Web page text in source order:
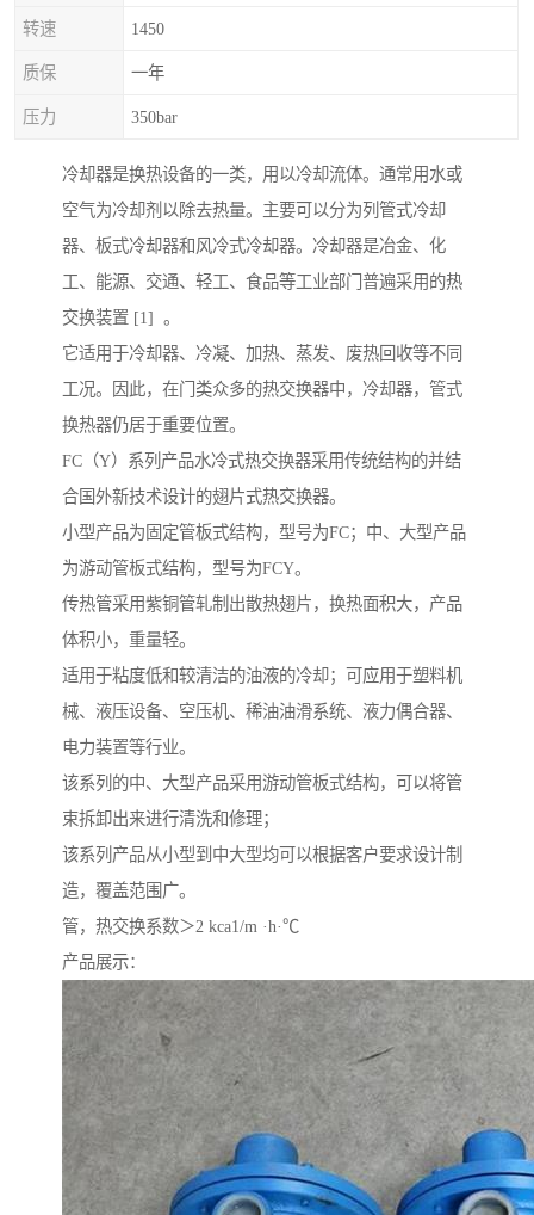
转速 1450
质保 一年
压力 350bar
冷却器是换热设备的一类，用以冷却流体。通常用水或
空气为冷却剂以除去热量。主要可以分为列管式冷却
器、板式冷却器和风冷式冷却器。冷却器是冶金、化
工、能源、交通、轻工、食品等工业部门普遍采用的热
交换装置 [1] 。
它适用于冷却器、冷凝、加热、蒸发、废热回收等不同
工况。因此，在门类众多的热交换器中，冷却器，管式
换热器仍居于重要位置。
FC（Y）系列产品水冷式热交换器采用传统结构的并结
合国外新技术设计的翅片式热交换器。
小型产品为固定管板式结构，型号为FC；中、大型产品
为游动管板式结构，型号为FCY。
传热管采用紫铜管轧制出散热翅片，换热面积大，产品
体积小，重量轻。
适用于粘度低和较清洁的油液的冷却；可应用于塑料机
械、液压设备、空压机、稀油油滑系统、液力偶合器、
电力装置等行业。
该系列的中、大型产品采用游动管板式结构，可以将管
束拆卸出来进行清洗和修理；
该系列产品从小型到中大型均可以根据客户要求设计制
造，覆盖范围广。
管，热交换系数＞2 kca1/m ·h·℃
产品展示：